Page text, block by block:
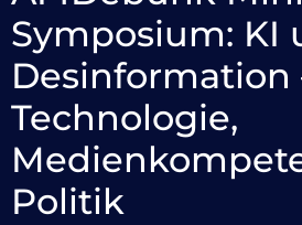
Symposium: KI
Desinformation
Technologie,
Politik